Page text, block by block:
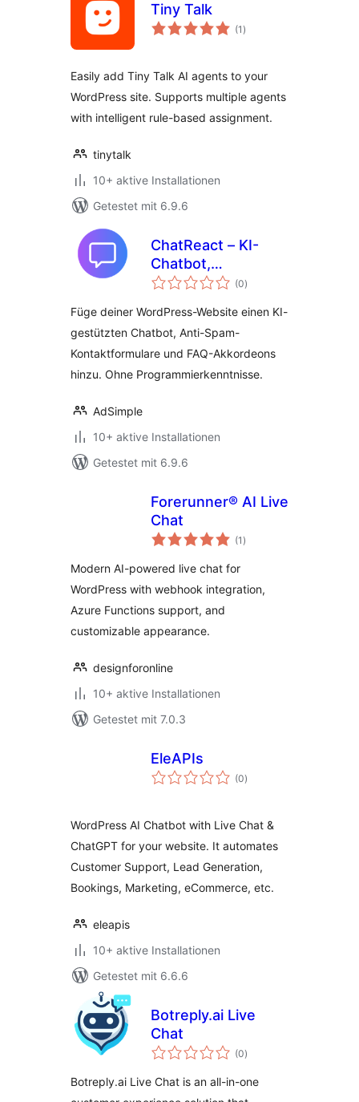
Tiny Talk
(1 Bewertungen
insgesamt
)
Easily add Tiny Talk AI agents to your
WordPress site. Supports multiple agents
with intelligent rule-based assignment.
tinytalk
10+ aktive Installationen
Getestet mit 6.9.6
ChatReact – KI-
Chatbot,
intelligente
(0Bewertungen
insgesamt
)
Füge deiner WordPress-Website einen KI-
gestützten Chatbot, Anti-Spam-
Kontaktformulare und FAQ-Akkordeons
hinzu. Ohne Programmierkenntnisse.
AdSimple
10+ aktive Installationen
Getestet mit 6.9.6
Forerunner® AI Live
Chat
(1 Bewertungen
insgesamt
)
Modern AI-powered live chat for
WordPress with webhook integration,
Azure Functions support, and
customizable appearance.
designforonline
10+ aktive Installationen
Getestet mit 7.0.3
EleAPIs
(0Bewertungen
insgesamt
)
WordPress AI Chatbot with Live Chat &
ChatGPT for your website. It automates
Customer Support, Lead Generation,
Bookings, Marketing, eCommerce, etc.
eleapis
10+ aktive Installationen
Getestet mit 6.6.6
Botreply.ai Live
Chat
(0Bewertungen
insgesamt
)
Botreply.ai Live Chat is an all-in-one